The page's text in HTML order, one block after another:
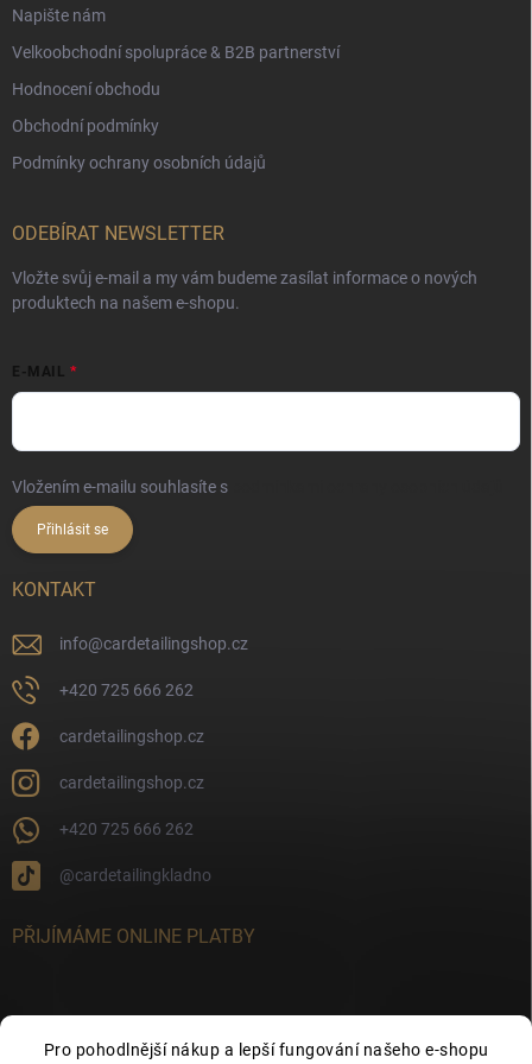
Pro pohodlnější nákup a lepší fungování našeho e-shopu
Napište nám
Velkoobchodní spolupráce & B2B partnerství
Hodnocení obchodu
Obchodní podmínky
Podmínky ochrany osobních údajů
ODEBÍRAT NEWSLETTER
Vložte svůj e-mail a my vám budeme zasílat informace o nových
produktech na našem e-shopu.
E-MAIL
Vložením e-mailu souhlasíte s
Přihlásit se
KONTAKT
info@cardetailingshop.cz
+420 725 666 262
cardetailingshop.cz
cardetailingshop.cz
+420 725 666 262
@cardetailingkladno
PŘIJÍMÁME ONLINE PLATBY